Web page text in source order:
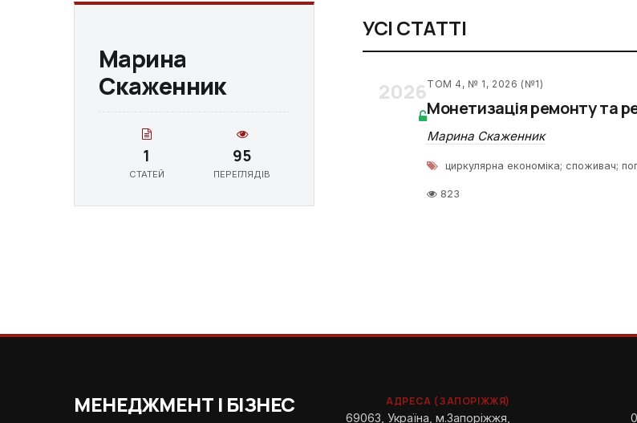
Марина
Скаженник
1
СТАТЕЙ
95
ПЕРЕГЛЯДІВ
УСІ СТАТТІ
2026ТОМ 4, № 1, 2026 (№1)
Монетизація ремонту та
Марина Скаженник
циркулярна економіка; споживач;
823
МЕНЕДЖМЕНТ І БІЗНЕС
АДРЕСА (ЗАПОРІЖЖЯ)
69063, Україна, м.Запоріжжя,